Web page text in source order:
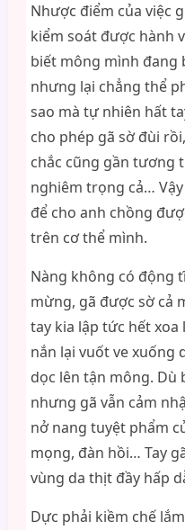
Nhược điểm của việc
kiểm soát được hành
biết mông mình đang
nhưng lại chẳng thể
sao mà tự nhiên hất
cho phép gã sờ đùi
chắc cũng gần tương
nghiêm trọng cả…
để cho anh chồng
trên cơ thể mình.
Nàng không có động
mừng, gã được sờ cả
tay kia lập tức hết
nắn lại vuốt ve
dọc lên tận mông. Dù
nhưng gã vẫn cảm
nở nang tuyệt phẩm
mọng, đàn hồi… Tay
vùng da thịt đầy hấp
Dực phải kiềm chế